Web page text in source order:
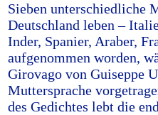
Sieben unterschiedliche
Deutschland leben –
Inder, Spanier, Araber,
aufgenommen worden,
Girovago von Guiseppe
Muttersprache
des Gedichtes lebt die